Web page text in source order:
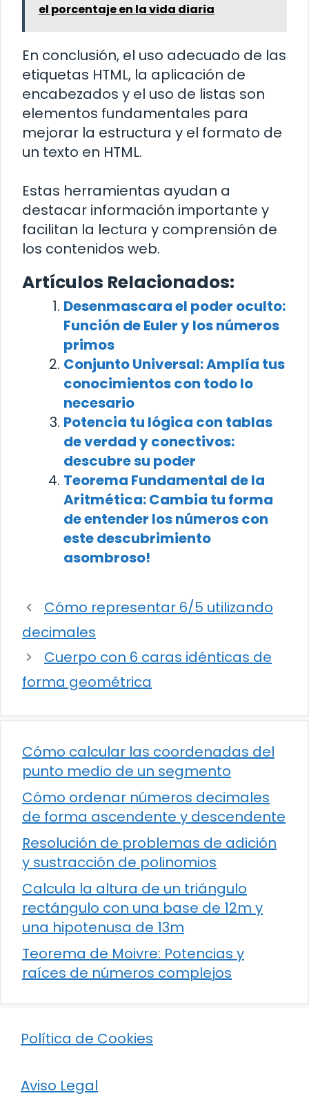
el porcentaje en la vida diaria
En conclusión, el uso adecuado de las
etiquetas HTML, la aplicación de
encabezados y el uso de listas son
elementos fundamentales para
mejorar la estructura y el formato de
un texto en HTML.
Estas herramientas ayudan a
destacar información importante y
facilitan la lectura y comprensión de
los contenidos web.
Artículos Relacionados:
Desenmascara el poder oculto:
Función de Euler y los números
primos
Conjunto Universal: Amplía tus
conocimientos con todo lo
necesario
Potencia tu lógica con tablas
de verdad y conectivos:
descubre su poder
Teorema Fundamental de la
Aritmética: Cambia tu forma
de entender los números con
este descubrimiento
asombroso!
Cómo representar 6/5 utilizando
decimales
Cuerpo con 6 caras idénticas de
forma geométrica
Cómo calcular las coordenadas del
punto medio de un segmento
Cómo ordenar números decimales
de forma ascendente y descendente
Resolución de problemas de adición
y sustracción de polinomios
Calcula la altura de un triángulo
rectángulo con una base de 12m y
una hipotenusa de 13m
Teorema de Moivre: Potencias y
raíces de números complejos
Política de Cookies
Aviso Legal